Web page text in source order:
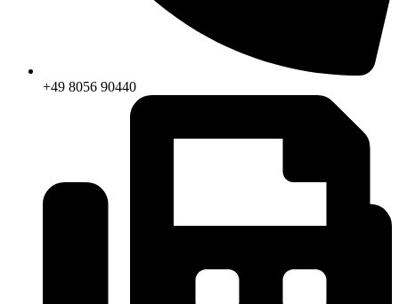
+49 8056 90440